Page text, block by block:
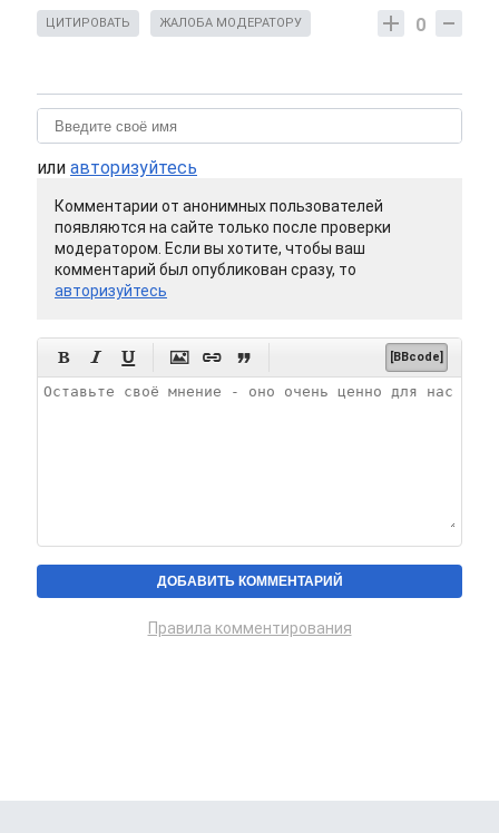
0
ЦИТИРОВАТЬ ЖАЛОБА МОДЕРАТОРУ
или авторизуйтесь
Комментарии от анонимных пользователей
появляются на сайте только после проверки
модератором. Если вы хотите, чтобы ваш
комментарий был опубликован сразу, то
авторизуйтесь
      [BBcode]
Правила комментирования